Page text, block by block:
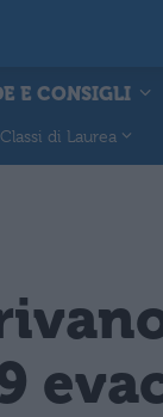
E CONSIGLI
Classi di Laurea